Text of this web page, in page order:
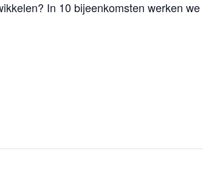
In 10 bijeenkomsten werken